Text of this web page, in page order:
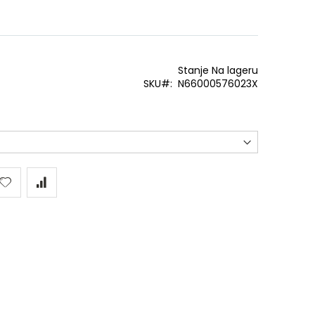
Stanje Na lageru
SKU
N66000576023X